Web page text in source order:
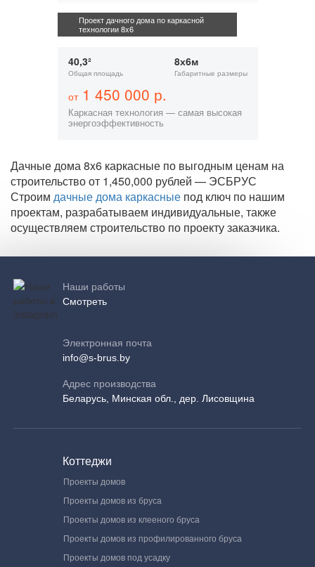
Проект дачного дома по каркасной
технологии 8x6
40,3²
Общая площадь
8х6м
Габаритные размеры
от1 450 000 р.
Каркасная технология — самая высокая
энергоэффективность
Дачные дома 8x6 каркасные по выгодным ценам на
строительство от 1,450,000 рублей — ЭСБРУС
Строим дачные дома каркасные под ключ по нашим
проектам, разрабатываем индивидуальные, также
осуществляем строительство по проекту заказчика.
Наши работы
Смотреть
Электронная почта
info@s-brus.by
Адрес производства
Беларусь, Минская обл., дер. Лисовщина
Коттеджи
Проекты домов
Проекты домов из бруса
Проекты домов из клееного бруса
Проекты домов из профилированного бруса
Проекты домов под усадку